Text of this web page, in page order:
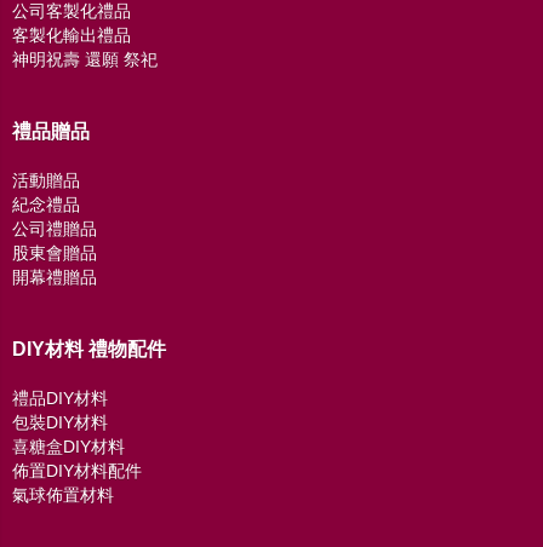
公司客製化禮品
客製化輸出禮品
神明祝壽 還願 祭祀
禮品贈品
活動贈品
紀念禮品
公司禮贈品
股東會贈品
開幕禮贈品
DIY材料 禮物配件
禮品DIY材料
包裝DIY材料
喜糖盒DIY材料
佈置DIY材料配件
氣球佈置材料